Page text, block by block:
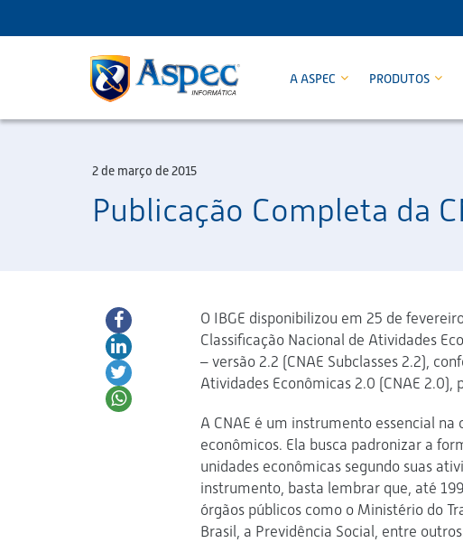
A ASPEC PRODUTOS
2 de março de 2015
Publicação Completa da
O IBGE disponibilizou em 25 de
Classificação Nacional de Atividades
– versão 2.2 (CNAE Subclasses 2.2),
Atividades Econômicas 2.0 (CNAE
A CNAE é um instrumento essencial
econômicos. Ela busca padronizar a
unidades econômicas segundo suas
instrumento, basta lembrar que, até
órgãos públicos como o Ministério do
Brasil, a Previdência Social, entre